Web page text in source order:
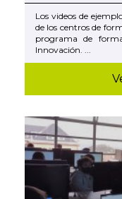
Los videos de
de los centros de
programa de
Innovación. ...